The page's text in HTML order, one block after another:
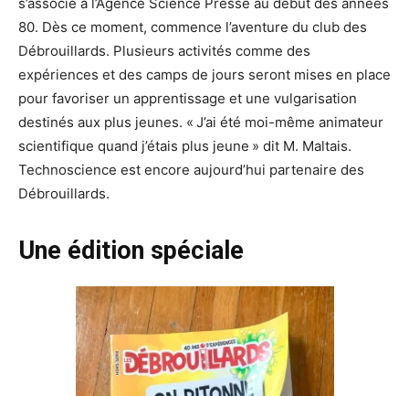
80. Dès ce moment, commence l’aventure du club des
Débrouillards. Plusieurs activités comme des
expériences et des camps de jours seront mises en place
pour favoriser un apprentissage et une vulgarisation
destinés aux plus jeunes. « J’ai été moi-même animateur
scientifique quand j’étais plus jeune » dit M. Maltais.
Technoscience est encore aujourd’hui partenaire des
Débrouillards.
Une édition spéciale